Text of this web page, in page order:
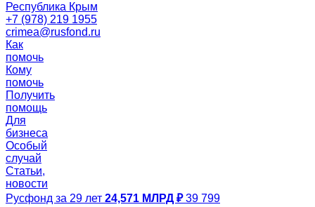
Республика Крым
+7 (978) 219 1955
crimea@rusfond.ru
Как
помочь
Кому
помочь
Получить
помощь
Для
бизнеса
Особый
случай
Статьи,
новости
Русфонд за 29 лет 24,571 МЛРД ₽ 39 799